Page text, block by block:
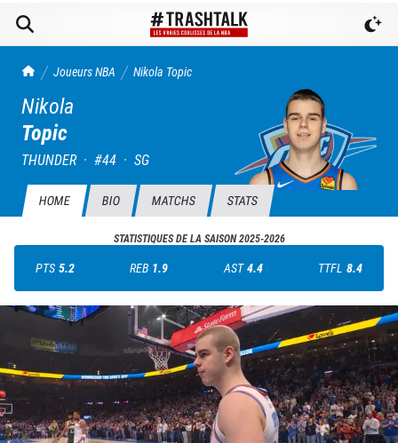
TrashTalk Actu NBA
Joueurs NBA Nikola Topic
Nikola
Topic
THUNDER · #44 · SG
HOME BIO MATCHS STATS
STATISTIQUES DE LA SAISON2025-2026
PTS 5.2 REB 1.9 AST 4.4 TTFL 8.4